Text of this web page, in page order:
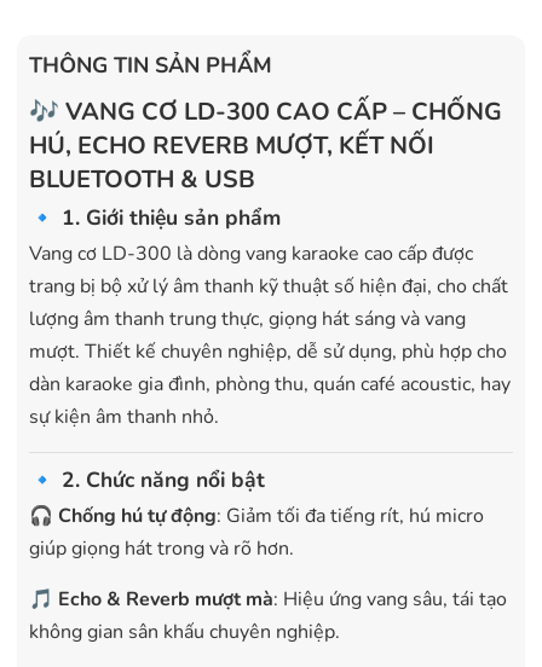
THÔNG TIN SẢN PHẨM
🎶 VANG CƠ LD-300 CAO CẤP – CHỐNG
HÚ, ECHO REVERB MƯỢT, KẾT NỐI
BLUETOOTH & USB
🔹 1. Giới thiệu sản phẩm
Vang cơ LD-300 là dòng vang karaoke cao cấp được
trang bị bộ xử lý âm thanh kỹ thuật số hiện đại, cho chất
lượng âm thanh trung thực, giọng hát sáng và vang
mượt. Thiết kế chuyên nghiệp, dễ sử dụng, phù hợp cho
dàn karaoke gia đình, phòng thu, quán café acoustic, hay
sự kiện âm thanh nhỏ.
🔹 2. Chức năng nổi bật
🎧 Chống hú tự động: Giảm tối đa tiếng rít, hú micro
giúp giọng hát trong và rõ hơn.
🎵 Echo & Reverb mượt mà: Hiệu ứng vang sâu, tái tạo
không gian sân khấu chuyên nghiệp.